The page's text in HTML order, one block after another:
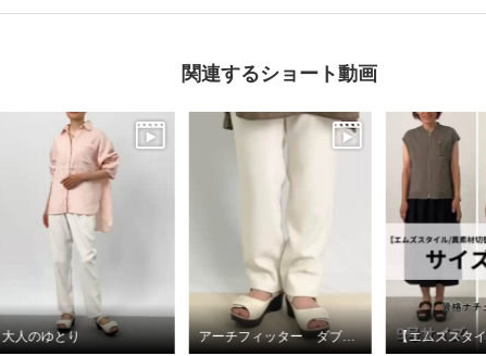
関連するショート動画
大人のゆとり アーチフィッター ダブルベルトミュール１３０☆